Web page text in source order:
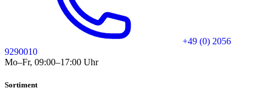
+49 (0) 2056
9290010
Mo–Fr, 09:00–17:00 Uhr
Sortiment